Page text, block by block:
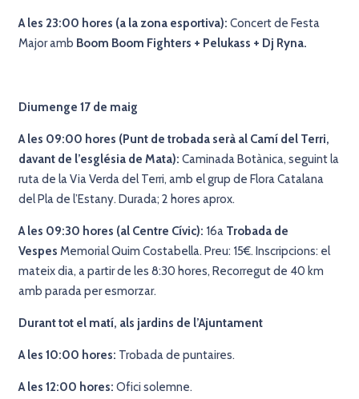
A les 23:00 hores (a la zona esportiva): Concert de Festa
Major amb Boom Boom Fighters + Pelukass + Dj Ryna.
Diumenge 17 de maig
A les 09:00 hores (Punt de trobada serà al Camí del Terri,
davant de l’església de Mata): Caminada Botànica, seguint la
ruta de la Via Verda del Terri, amb el grup de Flora Catalana
del Pla de l’Estany. Durada; 2 hores aprox.
A les 09:30 hores (al Centre Cívic): 16a Trobada de
Vespes Memorial Quim Costabella. Preu: 15€. Inscripcions: el
mateix dia, a partir de les 8:30 hores, Recorregut de 40 km
amb parada per esmorzar.
Durant tot el matí, als jardins de l’Ajuntament
A les 10:00 hores: Trobada de puntaires.
A les 12:00 hores: Ofici solemne.